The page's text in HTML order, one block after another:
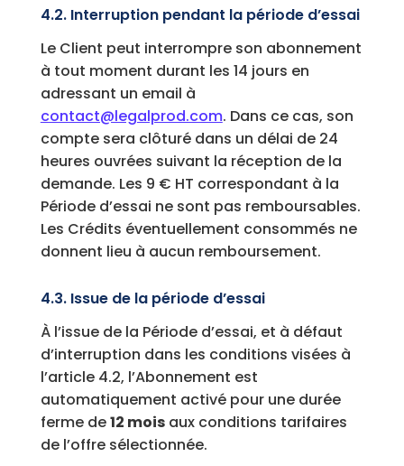
4.2. Interruption pendant la période d’essai
Le Client peut interrompre son abonnement
à tout moment durant les 14 jours en
adressant un email à
contact@legalprod.com. Dans ce cas, son
compte sera clôturé dans un délai de 24
heures ouvrées suivant la réception de la
demande. Les 9 € HT correspondant à la
Période d’essai ne sont pas remboursables.
Les Crédits éventuellement consommés ne
donnent lieu à aucun remboursement.
4.3. Issue de la période d’essai
À l’issue de la Période d’essai, et à défaut
d’interruption dans les conditions visées à
l’article 4.2, l’Abonnement est
automatiquement activé pour une durée
ferme de12 moisaux conditions tarifaires
de l’offre sélectionnée.